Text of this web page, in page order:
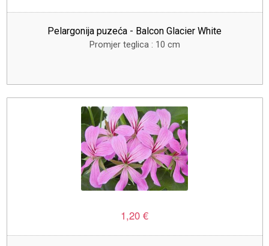
Pelargonija puzeća - Balcon Glacier White
Promjer teglica : 10 cm
1,20 €